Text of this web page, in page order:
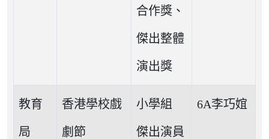
合作獎、
傑出整體
演出獎
教育
局
香港學校戲
劇節
小學組
傑出演員
6A李巧𡝮